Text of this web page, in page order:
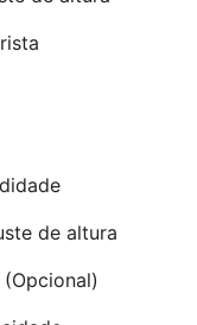
de altura